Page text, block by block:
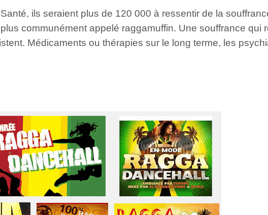
ils seraient plus de 120 000 à ressentir de la
communément appelé raggamuffin. Une souffrance qui
Médicaments ou thérapies sur le long terme, les